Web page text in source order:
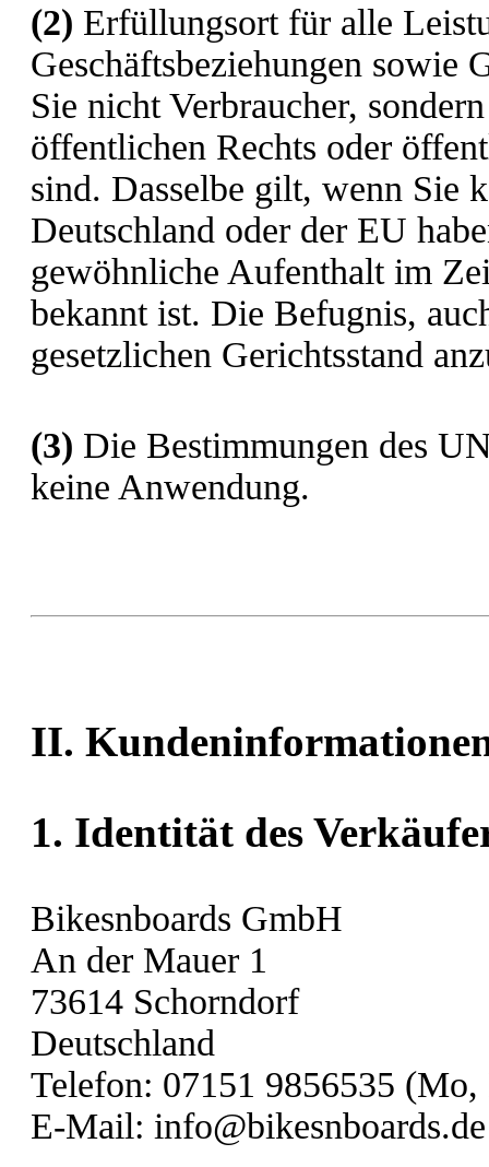
(2) Erfüllungsort für alle
Geschäftsbeziehungen sowie
Sie nicht Verbraucher,
öffentlichen Rechts oder
sind. Dasselbe gilt, wenn Sie
Deutschland oder der EU
gewöhnliche Aufenthalt im
bekannt ist. Die Befugnis,
gesetzlichen Gerichtsstand
(3) Die Bestimmungen des
keine Anwendung.
II.
1. Identität des
Bikesnboards GmbH
An der Mauer 1
73614 Schorndorf
Deutschland
Telefon: 07151 9856535
E-Mail: info@bikesnboards.de